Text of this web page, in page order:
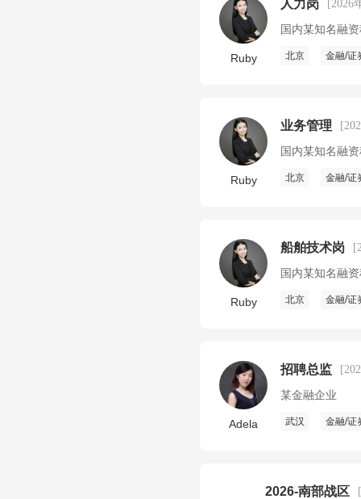
Ruby
人力岗 [2026
国内某知名融
北京 金融/证
Ruby
业务管理
国内某知名融
北京 金融/证
Ruby
船舶技术岗
国内某知名融
北京 金融/证
Adela
招聘总监
某金融企业
武汉 金融/证
2026-南部战区